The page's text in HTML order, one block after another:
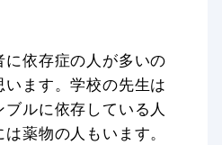
依存症の人が多いの
ます。学校の先生は
ルに依存している人
薬物の人もいます。